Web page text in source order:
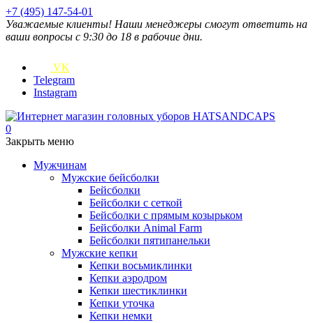
+7 (495) 147-54-01
Уважаемые клиенты! Наши менеджеры смогут ответить на
ваши вопросы с 9:30 до 18 в рабочие дни.
VK
Telegram
Instagram
0
Закрыть меню
Мужчинам
Мужские бейсболки
Бейсболки
Бейсболки с сеткой
Бейсболки с прямым козырьком
Бейсболки Animal Farm
Бейсболки пятипанельки
Мужские кепки
Кепки восьмиклинки
Кепки аэродром
Кепки шестиклинки
Кепки уточка
Кепки немки